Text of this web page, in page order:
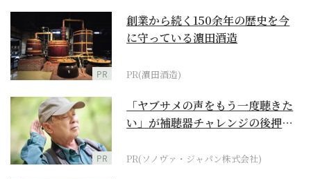
PR
創業から続く150余年の歴史を今
に守っている濵田酒造
PR(濵田酒造)
PR
「ヤブサメの声をもう一度聴きた
い」が補聴器チャレンジの後押し
PR(ソノヴァ・ジャパン株式会社)